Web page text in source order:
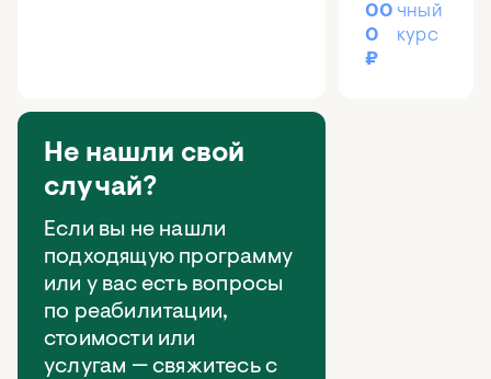
00
0
₽
чный
курс
Не нашли свой
случай?
Если вы не нашли
подходящую программу
или у вас есть вопросы
по реабилитации,
стоимости или
услугам — свяжитесь с